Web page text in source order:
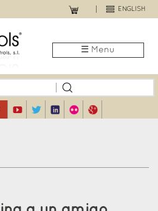
ENGLISH
☰ Menu